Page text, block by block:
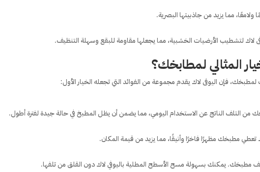
ولامعًا، مما يزيد من جاذبيتها البصرية.
لاك لتشطيب الأرضيات الخشبية، مما يجعلها مقاومة للبقع وسهلة التنظيف.
المثالي لمطابخك؟
فإن اليوفى لاك يقدم مجموعة من الفوائد التي تجعله الخيار الأول:
من التلف الناتج عن الاستخدام اليومي، مما يضمن أن يظل المطبخ في حالة جيدة لفترة أطول.
تعطي مطبخك مظهرًا فاخرًا وأنيقًا، مما يزيد من قيمة المكان.
مطبخك. يمكنك بسهولة مسح الأسطح المطلية باليوفي لاك دون القلق من تلفها.